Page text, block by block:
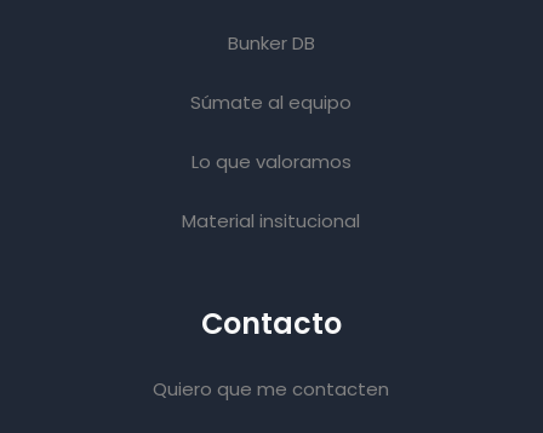
Bunker DB
Súmate al equipo
Lo que valoramos
Material insitucional
Contacto
Quiero que me contacten